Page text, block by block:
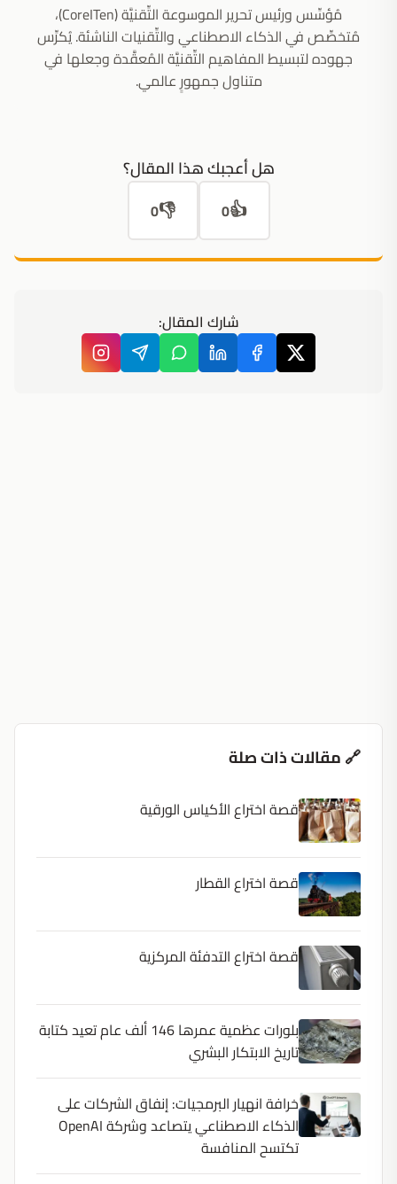
مُؤسِّس ورئيس تحرير الموسوعة التِّقنيَّة (CoreITen)،
مُتخصِّص في الذكاء الاصطناعي والتِّقنيات الناشئة. يُكرِّس
جهوده لتبسيط المفاهيم التِّقنيَّة المُعقَّدة وجعلها في
متناول جمهورٍ عالمي.
هل أعجبك هذا المقال؟
👍
0
👎
0
شارك المقال:
🔗 مقالات ذات صلة
قصة اختراع الأكياس الورقية
قصة اختراع القطار
قصة اختراع التدفئة المركزية
بلورات عظمية عمرها 146 ألف عام تعيد كتابة
تاريخ الابتكار البشري
خرافة انهيار البرمجيات: إنفاق الشركات على
الذكاء الاصطناعي يتصاعد وشركة OpenAI
تكتسح المنافسة